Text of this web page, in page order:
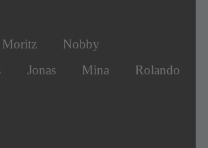
Moritz
Nobby
Jonas Mina
Rolando